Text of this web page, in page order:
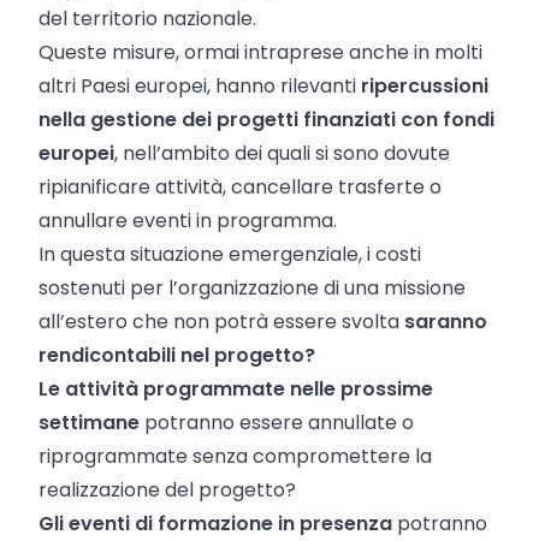
del territorio nazionale.
Queste misure, ormai intraprese anche in molti
altri Paesi europei, hanno rilevanti ripercussioni
nella gestione dei progetti finanziati con fondi
europei, nell’ambito dei quali si sono dovute
ripianificare attività, cancellare trasferte o
annullare eventi in programma.
In questa situazione emergenziale, i costi
sostenuti per l’organizzazione di una missione
all’estero che non potrà essere svolta saranno
rendicontabili nel progetto?
Le attività programmate nelle prossime
settimane potranno essere annullate o
riprogrammate senza compromettere la
realizzazione del progetto?
Gli eventi di formazione in presenza potranno